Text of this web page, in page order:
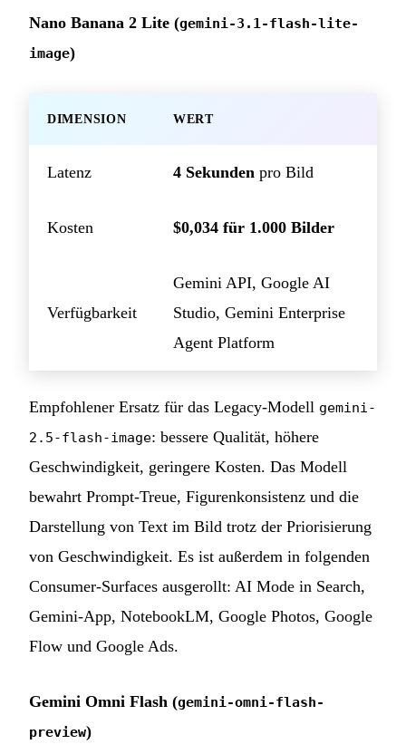
Nano Banana 2 Lite (gemini-3.1-flash-lite-
image)
DIMENSION WERT
Latenz 4 Sekunden pro Bild
Kosten $0,034 für 1.000 Bilder
Verfügbarkeit
Gemini API, Google AI
Studio, Gemini Enterprise
Agent Platform
Empfohlener Ersatz für das Legacy-Modell gemini-
2.5-flash-image: bessere Qualität, höhere
Geschwindigkeit, geringere Kosten. Das Modell
bewahrt Prompt-Treue, Figurenkonsistenz und die
Darstellung von Text im Bild trotz der Priorisierung
von Geschwindigkeit. Es ist außerdem in folgenden
Consumer-Surfaces ausgerollt: AI Mode in Search,
Gemini-App, NotebookLM, Google Photos, Google
Flow und Google Ads.
Gemini Omni Flash (gemini-omni-flash-
preview)